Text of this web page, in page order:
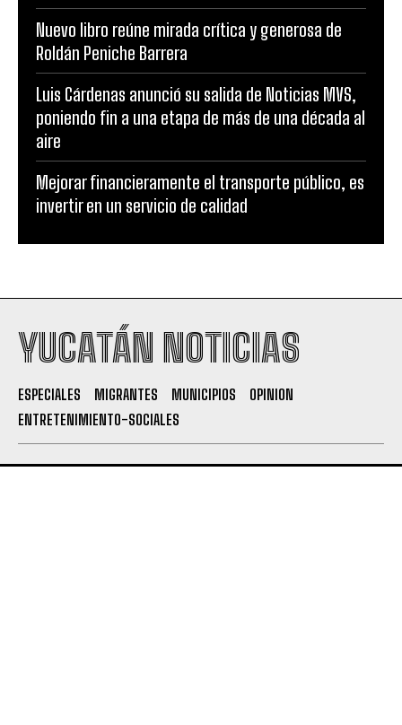
Nuevo libro reúne mirada crítica y generosa de
Roldán Peniche Barrera
Luis Cárdenas anunció su salida de Noticias MVS,
poniendo fin a una etapa de más de una década al
aire
Mejorar financieramente el transporte público, es
invertir en un servicio de calidad
YUCATÁN NOTICIAS
ESPECIALES MIGRANTES MUNICIPIOS
OPINION
ENTRETENIMIENTO-SOCIALES